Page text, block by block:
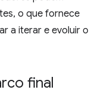
o que fornece
a iterar e evoluir o
final